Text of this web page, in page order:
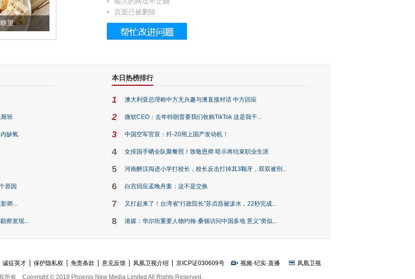
里 被列入佛家七宝的它到底有多美？
页面已被删除
班
缺氧
原因
师...
察发现...
本日热榜排行
1 澳大利亚总理称中方无兴趣与澳直接对话 中方回应
2 微软CEO：去年特朗普要我们收购TikTok 这是我干...
3 中国空军官宣：歼-20用上国产发动机！
4 女排国手晒全队聚餐照！致敬恩师 暗示将结束职业生涯
5 河南醉汉闯进小学打校长，校长反击打掉其3颗牙，双双被刑...
6 白宫回应孟晚舟案：这不是交换
7 又打起来了！台湾省“行政院长”苏贞昌被泼水，22秒完成...
8 港媒：华尔街重要人物约翰·桑顿访问中国多地 意义“类似...
诚征英才 保护隐私权 免责条款 意见反馈 凤凰卫视介绍 京ICP证030609号 视频·纪实·直播
凤凰卫视
所有 Copyright © 2019 Phoenix New Media Limited All Rights Reserved.